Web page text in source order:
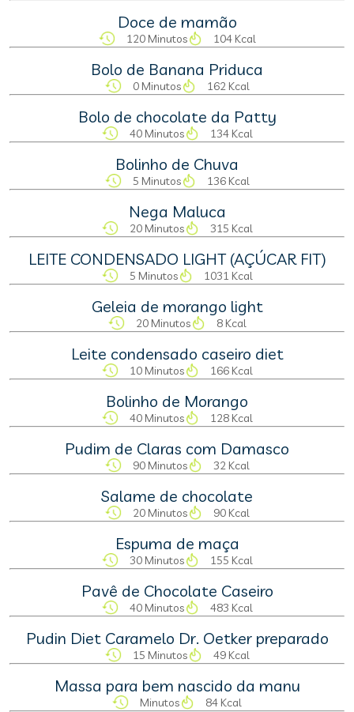
Doce de mamão
120 Minutos 104 Kcal
Bolo de Banana Priduca
0 Minutos 162 Kcal
Bolo de chocolate da Patty
40 Minutos 134 Kcal
Bolinho de Chuva
5 Minutos 136 Kcal
Nega Maluca
20 Minutos 315 Kcal
LEITE CONDENSADO LIGHT (AÇÚCAR FIT)
5 Minutos 1031 Kcal
Geleia de morango light
20 Minutos 8 Kcal
Leite condensado caseiro diet
10 Minutos 166 Kcal
Bolinho de Morango
40 Minutos 128 Kcal
Pudim de Claras com Damasco
90 Minutos 32 Kcal
Salame de chocolate
20 Minutos 90 Kcal
Espuma de maça
30 Minutos 155 Kcal
Pavê de Chocolate Caseiro
40 Minutos 483 Kcal
Pudin Diet Caramelo Dr. Oetker preparado
15 Minutos 49 Kcal
Massa para bem nascido da manu
Minutos 84 Kcal